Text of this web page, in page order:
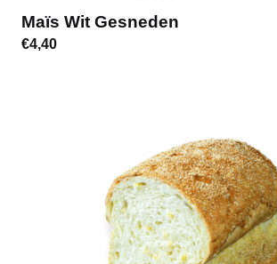
Maïs Wit Gesneden
€4,40